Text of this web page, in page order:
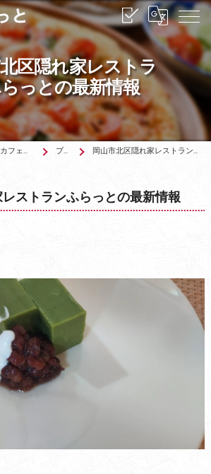
区隠れ家レストラ
っとの最新情報
岡山市のイタリアンはカフェレストランふらっと ブログ 岡山市北区隠れ家レストランふらっとの最新情報
ストランふらっとの最新情報